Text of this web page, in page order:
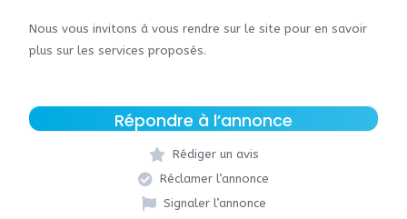
Nous vous invitons à vous rendre sur le site pour en savoir
plus sur les services proposés.
Répondre à l’annonce
Rédiger un avis
Réclamer l’annonce
Signaler l’annonce